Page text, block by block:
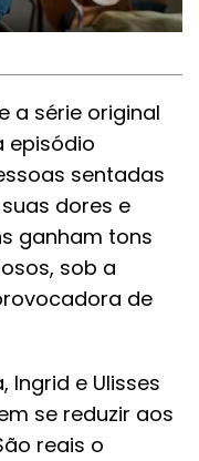
a série original
episódio
sentadas
dores e
ganham tons
sob a
de
Ingrid e Ulisses
se reduzir aos
reais o